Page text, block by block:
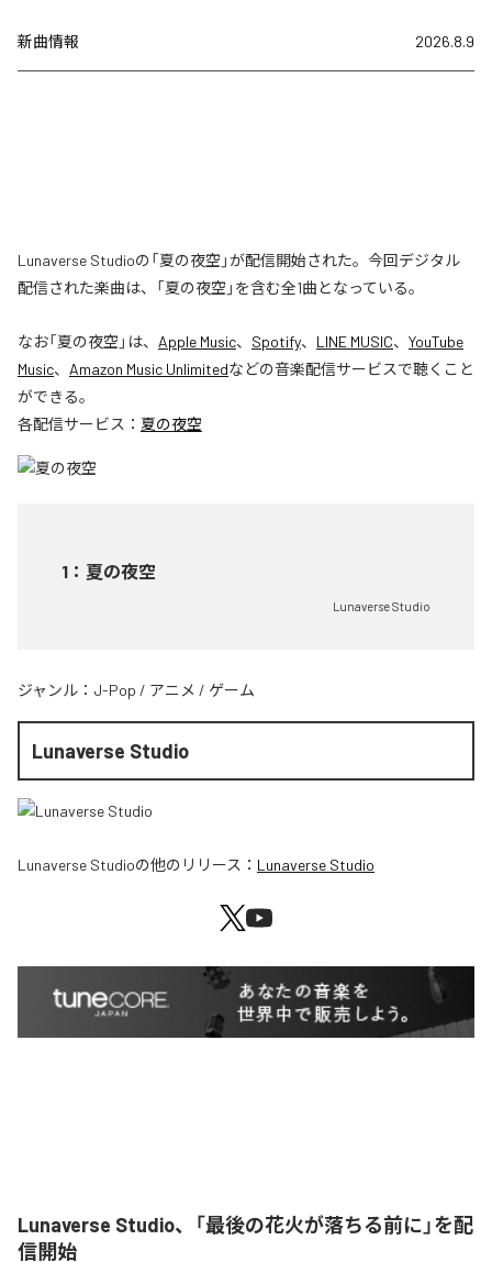
新曲情報 2026.8.9
Lunaverse Studioの「夏の夜空」が配信開始された。今回デジタル
配信された楽曲は、「夏の夜空」を含む全1曲となっている。
なお「夏の夜空 」は、 Apple Music、 Spotify、 LINE MUSIC、 YouTube
Music、 Amazon Music Unlimitedなどの音楽配信サービスで聴くこと
ができる。
各配信サービス： 夏の夜空
1 ： 夏の夜空
Lunaverse Studio
ジャンル： J-Pop / アニメ / ゲーム
Lunaverse Studio
Lunaverse Studioの他のリリース： Lunaverse Studio
Lunaverse Studio、「最後の花火が落ちる前に」を配
信開始